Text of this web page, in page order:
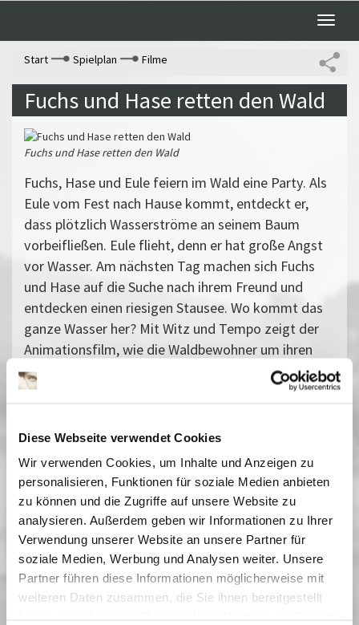
Diese Webseite verwendet Cookies
Wir verwenden Cookies, um Inhalte und Anzeigen zu
personalisieren, Funktionen für soziale Medien anbieten
zu können und die Zugriffe auf unsere Website zu
analysieren. Außerdem geben wir Informationen zu Ihrer
Verwendung unserer Website an unsere Partner für
soziale Medien, Werbung und Analysen weiter. Unsere
Partner führen diese Informationen möglicherweise mit
weiteren Daten zusammen, die Sie ihnen bereitgestellt
Toggle
Start
Spielplan Filme
Fuchs und Hase retten den Wald
Fuchs und Hase retten den Wald
Fuchs, Hase und Eule feiern im Wald eine Party. Als
Eule vom Fest nach Hause kommt, entdeckt er,
dass plötzlich Wasserströme an seinem Baum
vorbeifließen. Eule flieht, denn er hat große Angst
vor Wasser. Am nächsten Tag machen sich Fuchs
und Hase auf die Suche nach ihrem Freund und
entdecken einen riesigen Stausee. Wo kommt das
ganze Wasser her? Mit Witz und Tempo zeigt der
Animationsfilm, wie die Waldbewohner um ihren
Lebensraum kämpfen.
(FSK 0, empfohlen ab 5
Jahre)
19 April 2025| 15:00
20 April 2025 | 15:00
22 April 2025| 10:00
Kinderfilme